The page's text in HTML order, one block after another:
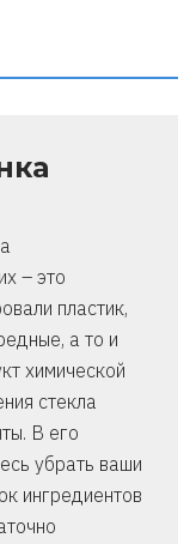
– это
пластик,
а то и
химической
стекла
В его
убрать ваши
ингредиентов